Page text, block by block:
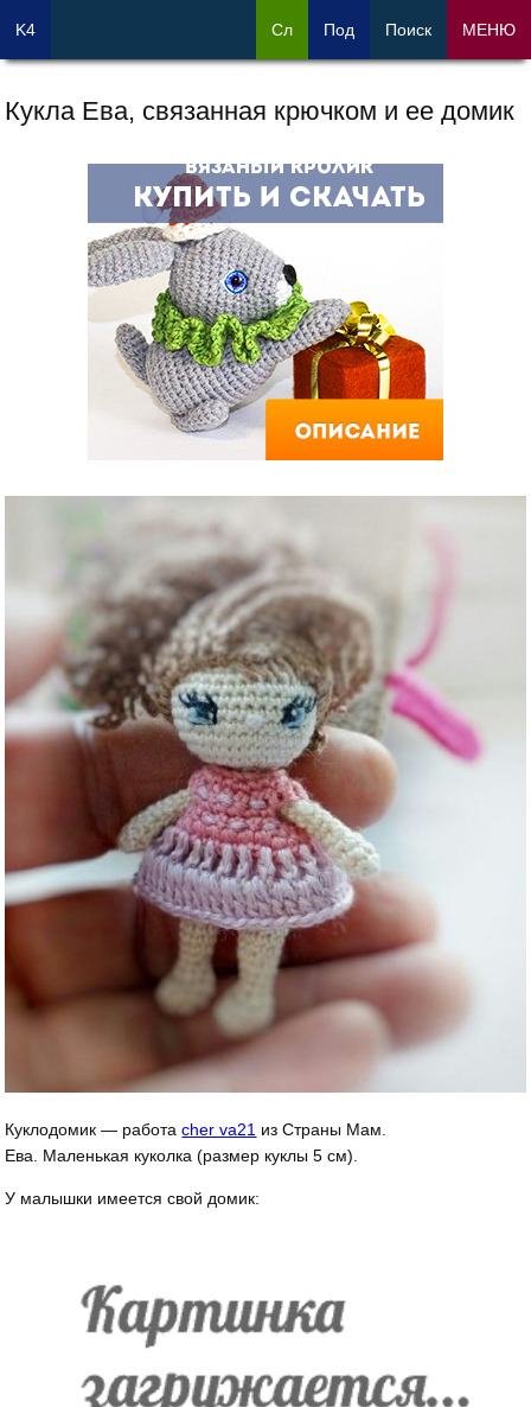
Кукла Ева, связанная крючком и ее домик
Куклодомик — работаcher va21 из Страны Мам.
Ева. Маленькая куколка (размер куклы 5 см).
У малышки имеется свой домик:
K4 Сл Под Поиск МЕНЮ